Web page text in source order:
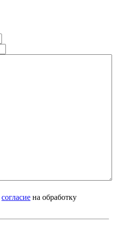
согласие на обработку